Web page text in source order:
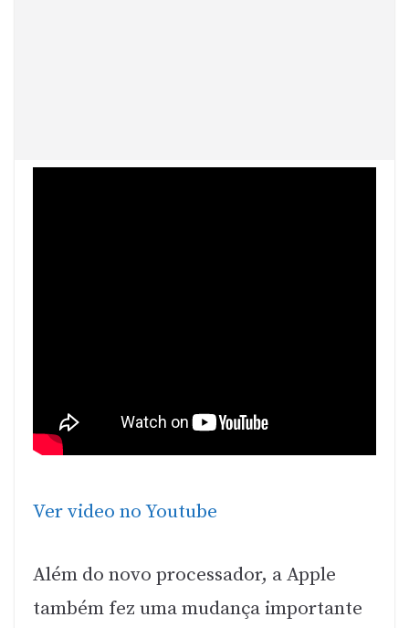
Ver video no Youtube
Além do novo processador, a Apple
também fez uma mudança importante